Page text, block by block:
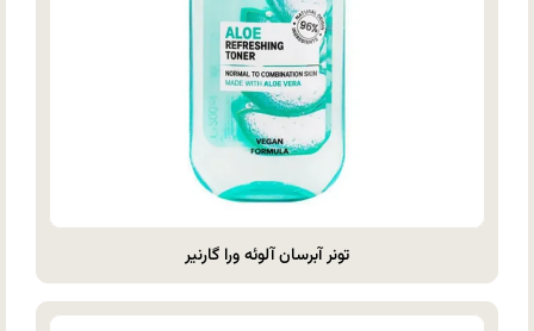
تونر آبرسان آلوئه ورا گارنیر